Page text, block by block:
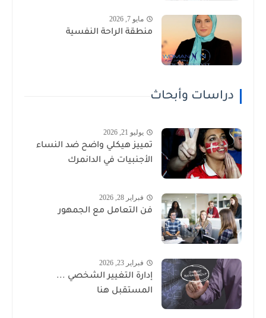
مايو 7, 2026
منطقة الراحة النفسية
دراسات وأبحاث
يوليو 21, 2026
تمييز هيكلي واضح ضد النساء
الأجنبيات في الدانمرك
فبراير 28, 2026
فن التعامل مع الجمهور
فبراير 23, 2026
إدارة التغيير الشخصي ...
المستقبل هنا